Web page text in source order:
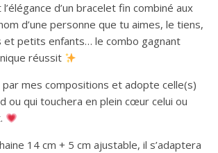
d’un bracelet fin combiné aux
d’une personne que tu aimes, le tiens,
et petits enfants… le combo gagnant
réussit
mes compositions et adopte celle(s)
ou qui touchera en plein cœur celui ou
14 cm + 5 cm ajustable, il s’adaptera